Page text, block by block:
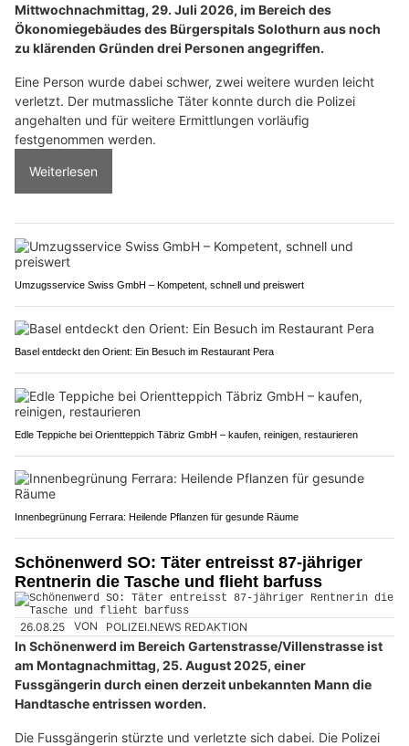
Mittwochnachmittag, 29. Juli 2026, im Bereich des
Ökonomiegebäudes des Bürgerspitals Solothurn aus noch
zu klärenden Gründen drei Personen angegriffen.
Eine Person wurde dabei schwer, zwei weitere wurden leicht
verletzt. Der mutmassliche Täter konnte durch die Polizei
angehalten und für weitere Ermittlungen vorläufig
festgenommen werden.
Weiterlesen
Umzugsservice Swiss GmbH – Kompetent, schnell und preiswert
Basel entdeckt den Orient: Ein Besuch im Restaurant Pera
Edle Teppiche bei Orientteppich Täbriz GmbH – kaufen, reinigen, restaurieren
Innenbegrünung Ferrara: Heilende Pflanzen für gesunde Räume
Schönenwerd SO: Täter entreisst 87-jähriger
Rentnerin die Tasche und flieht barfuss
26.08.25 VON POLIZEI.NEWS REDAKTION
In Schönenwerd im Bereich Gartenstrasse/Villenstrasse ist
am Montagnachmittag, 25. August 2025, einer
Fussgängerin durch einen derzeit unbekannten Mann die
Handtasche entrissen worden.
Die Fussgängerin stürzte und verletzte sich dabei. Die Polizei